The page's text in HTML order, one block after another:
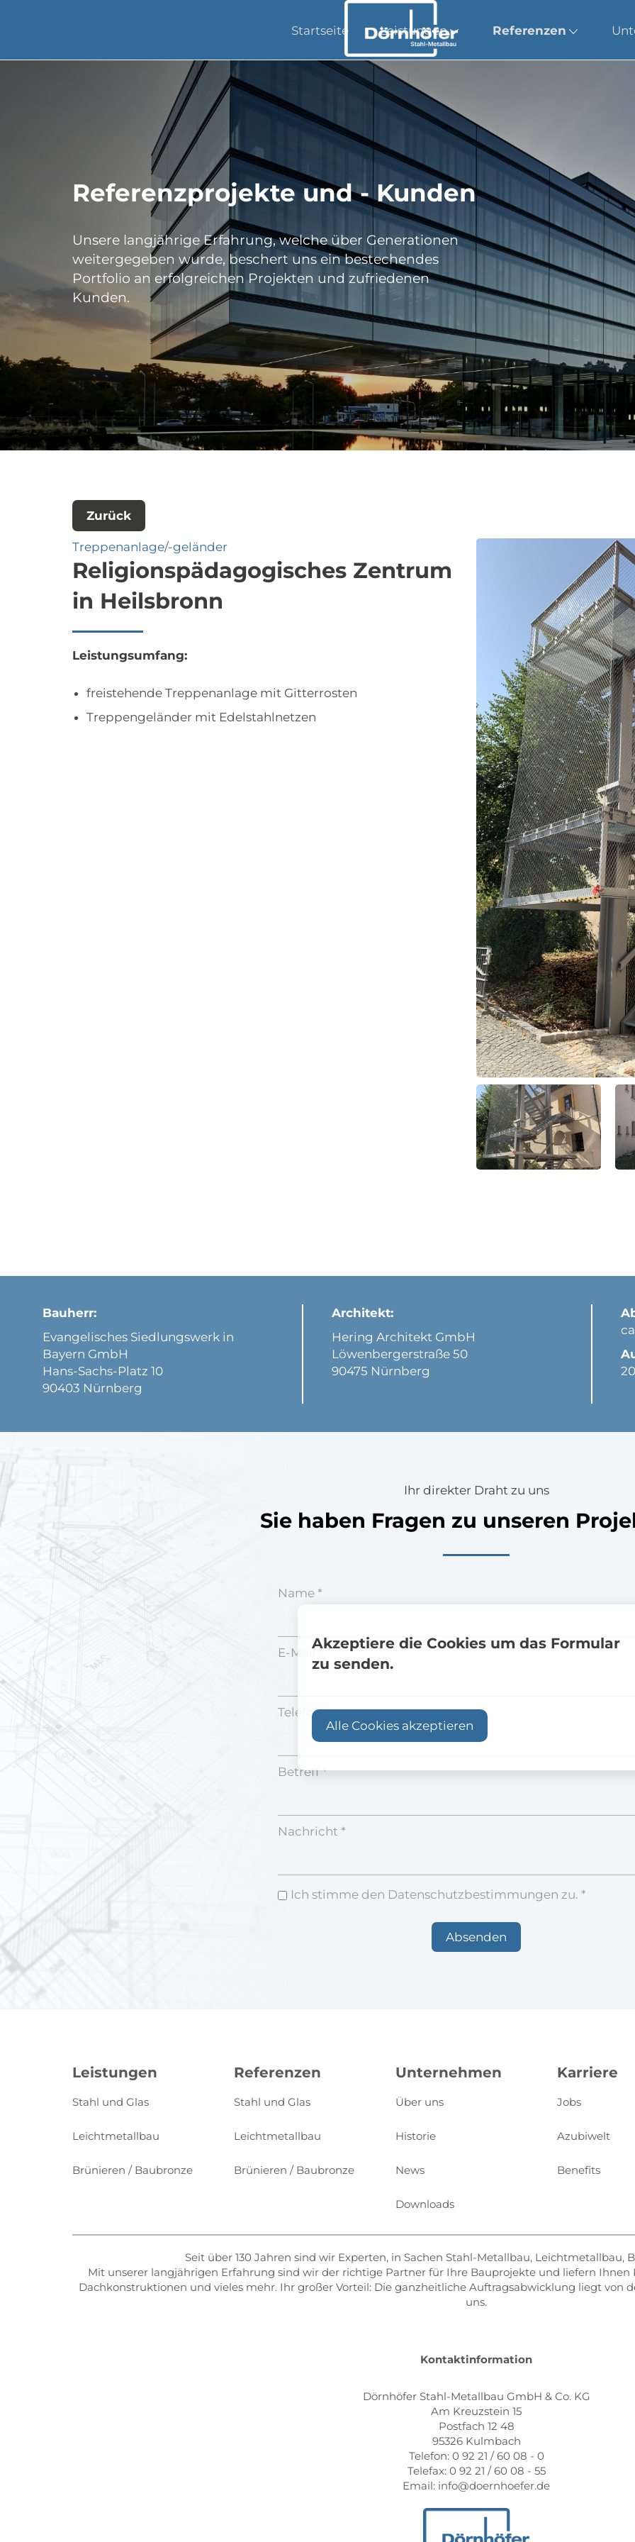
Startseite Leistungen Referenzen
Referenzprojekte und - Kunden
Unsere langjährige Erfahrung, welche über Generationen
weitergegeben wurde, beschert uns ein bestechendes
Portfolio an erfolgreichen Projekten und zufriedenen
Kunden.
Zurück
Treppenanlage/-geländer
Religionspädagogisches Zentrum
in Heilsbronn
Leistungsumfang:
freistehende Treppenanlage mit Gitterrosten
Treppengeländer mit Edelstahlnetzen
Bauherr:
Evangelisches Siedlungswerk in
Bayern GmbH
Hans-Sachs-Platz 10
90403 Nürnberg
Architekt:
Hering Architekt GmbH
Löwenbergerstraße 50
90475 Nürnberg
Ihr direkter Draht zu uns
Sie haben Fragen zu unseren
Name *
E-Mail *
Telefonnummer
Betreff *
Nachricht *
Ich stimme den Datenschutzbestimmungen zu. *
Akzeptiere die Cookies um das Formular
zu senden.
Alle Cookies akzeptieren
Leistungen
Stahl und Glas
Leichtmetallbau
Brünieren / Baubronze
Referenzen
Stahl und Glas
Leichtmetallbau
Brünieren / Baubronze
Unternehmen
Über uns
Historie
News
Downloads
Karriere
Jobs
Azubiwelt
Benefits
Seit über 130 Jahren sind wir Experten, in Sachen Stahl-Metallbau, Leichtmetallbau,
Mit unserer langjährigen Erfahrung sind wir der richtige Partner für Ihre Bauprojekte und liefern Ihnen
Dachkonstruktionen und vieles mehr. Ihr großer Vorteil: Die ganzheitliche Auftragsabwicklung liegt von
uns.
Kontaktinformation
Dörnhöfer Stahl-Metallbau GmbH & Co. KG
Am Kreuzstein 15
Postfach 12 48
95326 Kulmbach
Telefon: 0 92 21 / 60 08 - 0
Telefax: 0 92 21 / 60 08 - 55
Email: info@doernhoefer.de